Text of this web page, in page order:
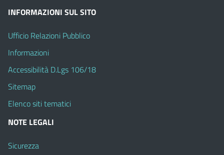
INFORMAZIONI SUL SITO
Ufficio Relazioni Pubblico
Informazioni
Accessibilità D.Lgs 106/18
Sitemap
Elenco siti tematici
NOTE LEGALI
Sicurezza